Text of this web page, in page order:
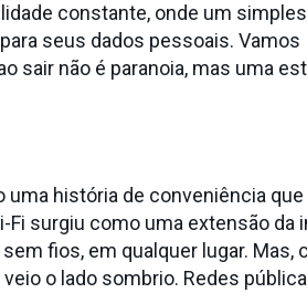
constante, onde um
seus dados pessoais. Vamos
sair não é paranoia, mas uma
história de conveniência
Fi surgiu como uma extensão da
fios, em qualquer lugar. Mas,
o lado sombrio. Redes